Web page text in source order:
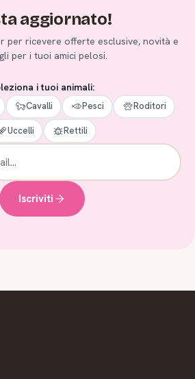
aggiornato!
per ricevere offerte esclusive, novità e
per i tuoi amici pelosi.
i tuoi animali:
Cavalli Pesci Roditori
Uccelli Rettili
Iscriviti